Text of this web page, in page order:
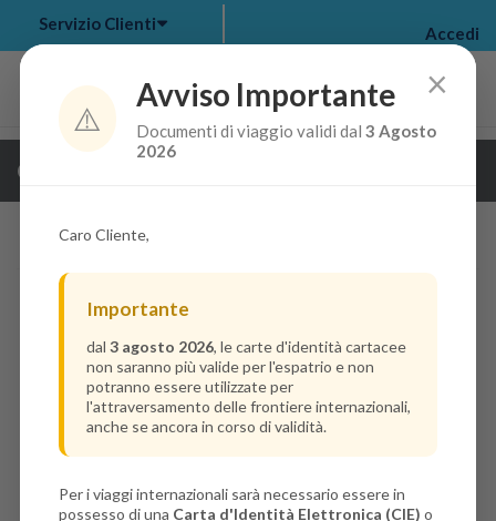
my bookings >
Servizio Clienti Accedi
Guarda i dettagli della crociera
×
⚠️
Avviso Importante
Documenti di viaggio validi dal3 Agosto
2026
Caro Cliente,
Importante
dal 3 agosto 2026, le carte d'identità cartacee
non saranno più valide per l'espatrio e non
potranno essere utilizzate per
l'attraversamento delle frontiere internazionali,
anche se ancora in corso di validità.
Per i viaggi internazionali sarà necessario essere in
possesso di una Carta d'Identità Elettronica (CIE) o